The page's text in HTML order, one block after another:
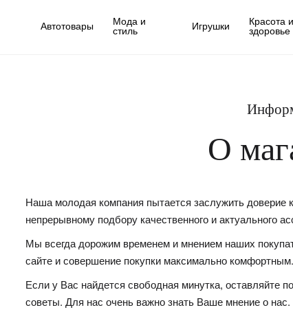
Автотовары Мода и
стиль Игрушки Красота и
здоровье
О
Наша молодая компания пытается заслужить доверие
непрерывному подбору качественного и актуального
Мы всегда дорожим временем и мнением наших
сайте и совершение покупки максимально комфортным.
Если у Вас найдется свободная минутка, оставляйте
советы. Для нас очень важно знать Ваше мнение о нас.